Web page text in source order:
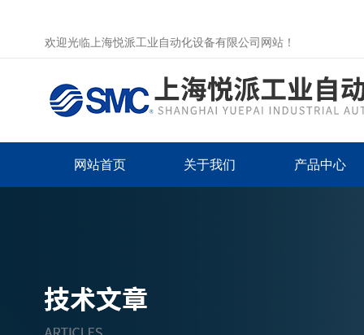
欢迎光临上海悦派工业自动化设备有限公司网站！
网站首页 关于我们 产品中心